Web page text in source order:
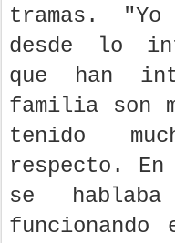
tramas.
desde lo
que han
familia son
tenido
respecto.
se